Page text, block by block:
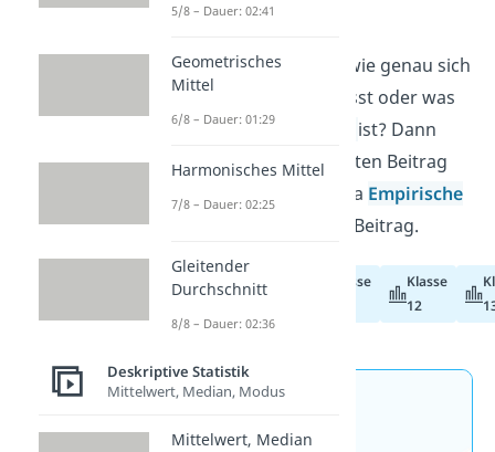
Worauf wartest du noch?
Du möchtest verstehen, wie genau sich
Varianz berechnen
lässt oder was
Standardabweichung ist? Dann
schau dir unseren separaten Beitrag
dazu an! Auch zum Thema Empirische
Varianz
haben wir einen Beitrag.
Abiturvorbereitung
Klasse
Klasse
12
Wissen mit unseren
5/8 – Dauer: 02:41
Geometrisches
Mittel
6/8 – Dauer: 01:29
Harmonisches Mittel
7/8 – Dauer: 02:25
Gleitender
Durchschnitt
8/8 – Dauer: 02:36
Deskriptive Statistik
Mittelwert, Median, Modus
Mittelwert, Median